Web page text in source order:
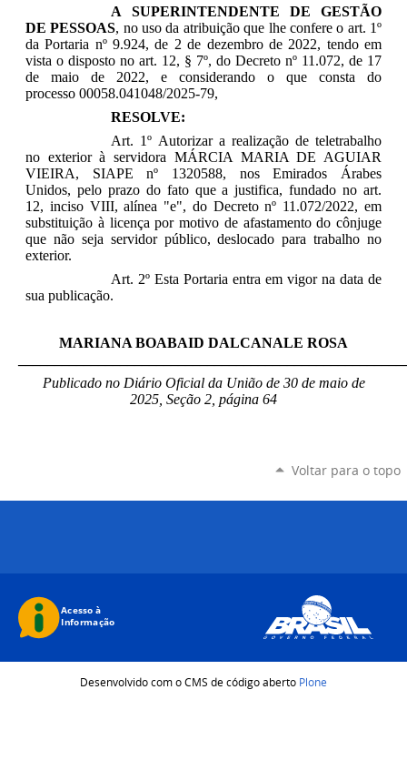
A SUPERINTENDENTE DE GESTÃO
DE PESSOAS, no uso da atribuição que lhe confere o art. 1º
da Portaria nº 9.924, de 2 de dezembro de 2022, tendo em
vista o disposto no art. 12, § 7º, do Decreto nº 11.072, de 17
de maio de 2022, e considerando o que consta do
processo 00058.041048/2025-79,
RESOLVE:
Art. 1º Autorizar a realização de teletrabalho
no exterior à servidora MÁRCIA MARIA DE AGUIAR
VIEIRA, SIAPE nº 1320588, nosEmirados Árabes
Unidos, pelo prazo do fato que a justifica,fundadono art.
12, inciso VIII, alínea "e", do Decreto nº 11.072/2022,em
substituição à licença por motivo de afastamento do cônjuge
que não seja servidor público, deslocado para trabalho no
exterior.
Art. 2º Esta Portaria entra em vigor na data de
sua publicação.
MARIANA BOABAID DALCANALE ROSA
Publicado no Diário Oficial da União de 30 de maiode
2025, Seção 2, página 64
Voltar para o topo
Desenvolvido com o CMS de código aberto Plone